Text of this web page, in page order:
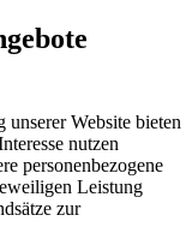
Website bieten
nutzen
personenbezogene
Leistung
zur